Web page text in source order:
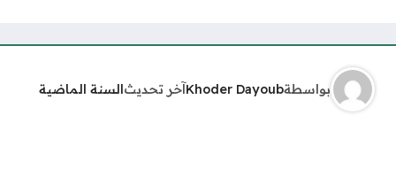
بواسطةKhoder Dayoubآخر تحديثالسنة الماضية